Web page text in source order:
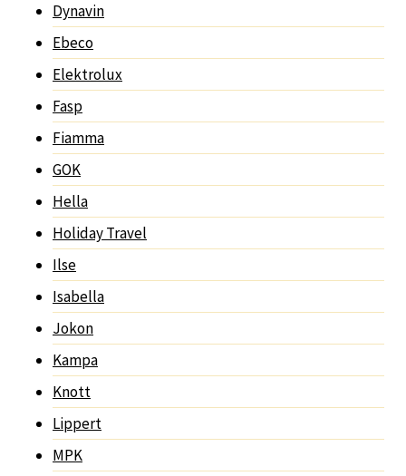
Dynavin
Ebeco
Elektrolux
Fasp
Fiamma
GOK
Hella
Holiday Travel
Ilse
Isabella
Jokon
Kampa
Knott
Lippert
MPK